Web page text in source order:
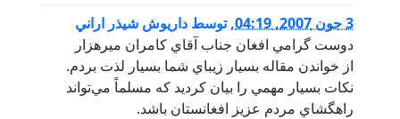
3 جون 2007, 04:19 ,توسط داريوش شيذر اراني
دوست گرامي افغان جناب آقاي كامران ميرهزار
از خواندن مقاله بسيار زيباي شما بسيار لذت بردم.
نكات بسيار مهمي را بيان كرديد كه مسلماً مي‌تواند
راهگشاي مردم عزيز افغانستان باشد.